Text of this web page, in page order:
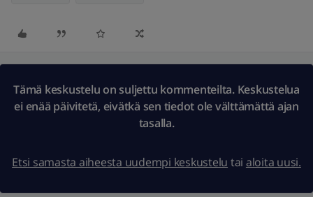
Tämä keskustelu on suljettu kommenteilta. Keskustelua
ei enää päivitetä, eivätkä sen tiedot ole välttämättä ajan
tasalla.
Etsi samasta aiheesta uudempi keskustelu tai aloita uusi.